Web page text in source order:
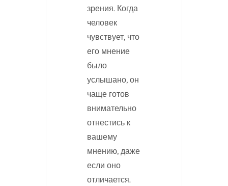
зрения. Когда
человек
чувствует, что
его мнение
было
услышано, он
чаще готов
внимательно
отнестись к
вашему
мнению, даже
если оно
отличается.